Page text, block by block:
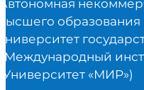
«МИР»)